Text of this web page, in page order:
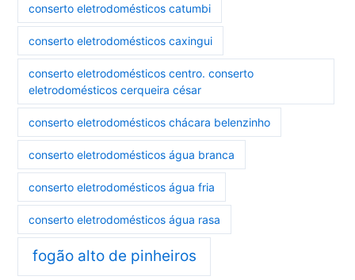
conserto eletrodomésticos catumbi
conserto eletrodomésticos caxingui
conserto eletrodomésticos centro. conserto
eletrodomésticos cerqueira césar
conserto eletrodomésticos chácara belenzinho
conserto eletrodomésticos água branca
conserto eletrodomésticos água fria
conserto eletrodomésticos água rasa
fogão alto de pinheiros